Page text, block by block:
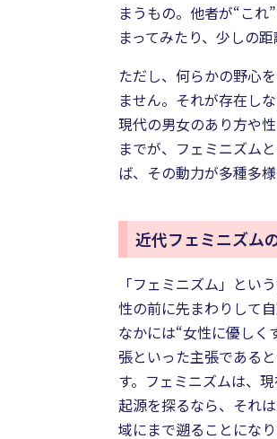
まうもの。他者が“こ
まってみたり、少しの
ただし、何らかの野心
ません。それが存在し
現代の男女のあり方や
までが、フェミニズム
ば、その動力が多種多
近代フェミニズム
「フェミニズム」とい
性の前に先まわりして
なかには“女性に優しく
張といった主張である
す。フェミニズムは、
起源を探るなら、それ
域にまで遡ることになり